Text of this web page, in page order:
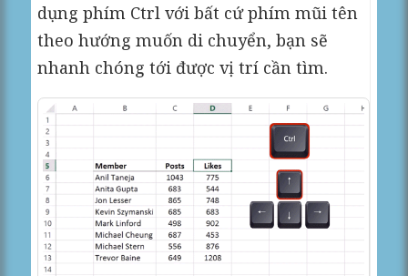
dụng phím Ctrl với bất cứ phím mũi tên
theo hướng muốn di chuyển, bạn sẽ
nhanh chóng tới được vị trí cần tìm.